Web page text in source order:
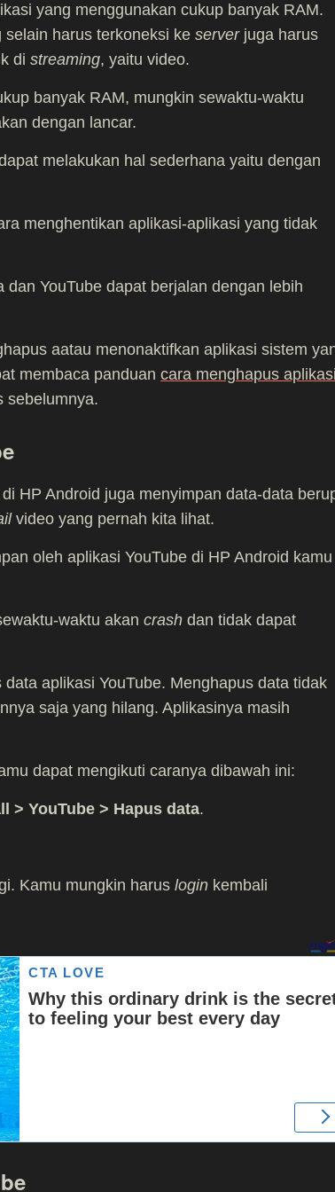
yang menggunakan cukup banyak RAM.
harus terkoneksi ke serverjuga harus
di streaming, yaitu video.
banyak RAM, mungkin sewaktu-waktu
dengan lancar.
melakukan hal sederhana yaitu dengan
menghentikan aplikasi-aplikasi yang tidak
YouTube dapat berjalan dengan lebih
aatau menonaktifkan aplikasi sistem
membaca panduan cara menghapus
sebelumnya.
HP Android juga menyimpan data-data
video yang pernah kita lihat.
oleh aplikasi YouTube di HP Android kamu
waktu akan crash dan tidak dapat
aplikasi YouTube. Menghapus data tidak
saja yang hilang. Aplikasinya masih
dapat mengikuti caranya dibawah ini:
> YouTube > Hapus data.
Kamu mungkin harus login kembali